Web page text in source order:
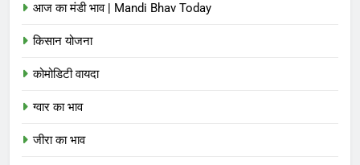
आज का मंडी भाव | Mandi Bhav Today
किसान योजना
कोमोडिटी वायदा
ग्वार का भाव
जीरा का भाव